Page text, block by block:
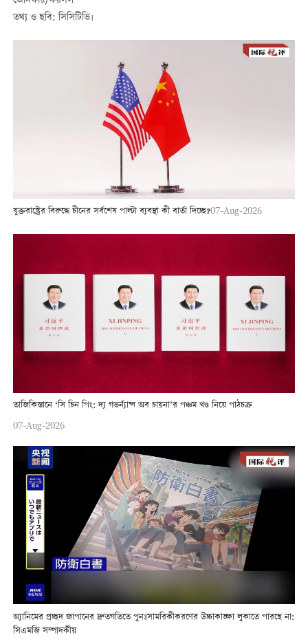
তথ্য ও ছবি: সিসিটিভি।
যুক্তরাষ্ট্রের বিরুদ্ধে চীনের সর্বশেষ পাল্টা ব্যবস্থা কী বার্তা দিচ্ছে?07-Aug-2026
তাজিকিস্তানে ‘সি চিন পিং: দ্য গভর্ন্যান্স অব চায়না’র পঞ্চম খণ্ড নিয়ে পাঠচক্র
07-Aug-2026
অ্যানিমের প্রচ্ছদ জাপানের দ্রুতগতিতে পুনঃসামরিকীকরণের উচ্চাকাঙ্ক্ষা লুকাতে পারছে না:
সিএমজি সম্পাদকীয়